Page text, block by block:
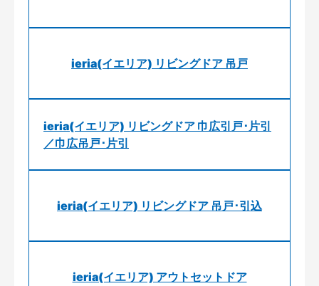
ieria(イエリア) リビングドア 吊戸
ieria(イエリア) リビングドア 巾広引戸･片引
／巾広吊戸･片引
ieria(イエリア) リビングドア 吊戸･引込
ieria(イエリア) アウトセットドア